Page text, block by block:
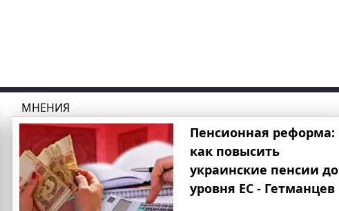
МНЕНИЯ
Пенсионная реформа:
как повысить
украинские пенсии до
уровня ЕС - Гетманцев